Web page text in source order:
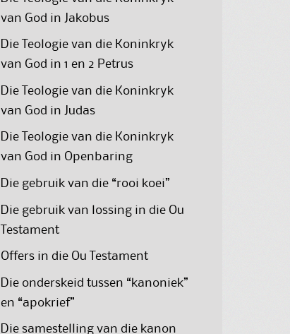
van God in Jakobus
Die Teologie van die Koninkryk
van God in 1 en 2 Petrus
Die Teologie van die Koninkryk
van God in Judas
Die Teologie van die Koninkryk
van God in Openbaring
Die gebruik van die “rooi koei”
Die gebruik van lossing in die Ou
Testament
Offers in die Ou Testament
Die onderskeid tussen “kanoniek”
en “apokrief”
Die samestelling van die kanon